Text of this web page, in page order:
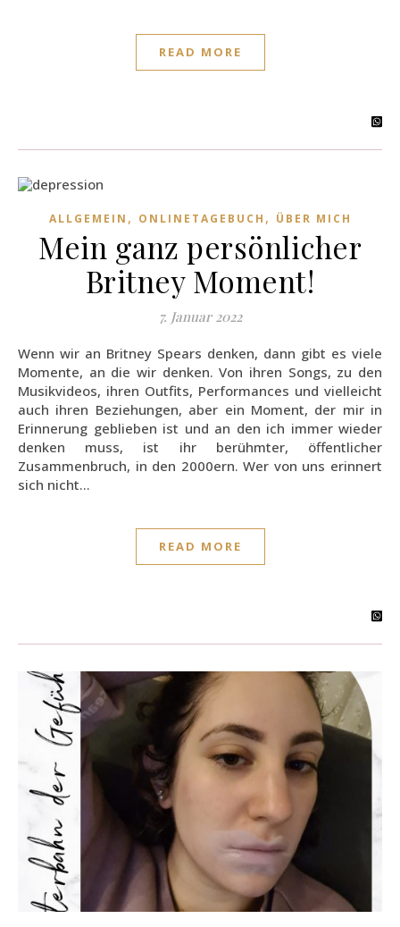
READ MORE
ALLGEMEIN , ONLINETAGEBUCH , ÜBER MICH
Mein ganz persönlicher
Britney Moment!
7. Januar 2022
Wenn wir an Britney Spears denken, dann gibt es viele
Momente, an die wir denken. Von ihren Songs, zu den
Musikvideos, ihren Outfits, Performances und vielleicht
auch ihren Beziehungen, aber ein Moment, der mir in
Erinnerung geblieben ist und an den ich immer wieder
denken muss, ist ihr berühmter, öffentlicher
Zusammenbruch, in den 2000ern. Wer von uns erinnert
sich nicht…
READ MORE